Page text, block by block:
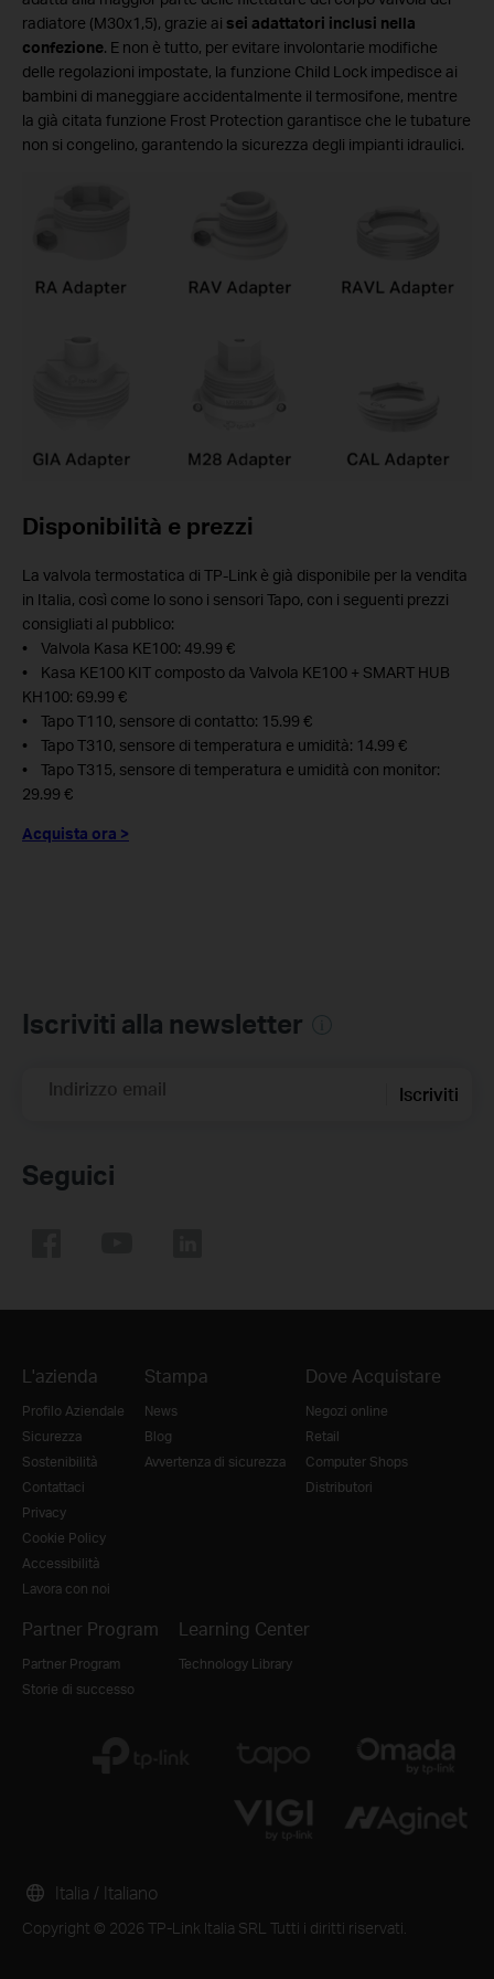
radiatore (M30x1,5), grazie ai sei adattatori inclusi nella
confezione. E non è tutto, per evitare involontarie modifiche
delle regolazioni impostate, la funzione Child Lock impedisce ai
bambini di maneggiare accidentalmente il termosifone, mentre
la già citata funzione Frost Protection garantisce che le tubature
non si congelino, garantendo la sicurezza degli impianti idraulici.
Disponibilità e prezzi
La valvola termostatica di TP-Link è già disponibile per la vendita
in Italia, così come lo sono i sensori Tapo, con i seguenti prezzi
consigliati al pubblico:
• Valvola Kasa KE100: 49.99 €
• Kasa KE100 KIT composto da Valvola KE100 + SMART HUB
KH100: 69.99 €
• Tapo T110, sensore di contatto: 15.99 €
• Tapo T310, sensore di temperatura e umidità: 14.99 €
• Tapo T315, sensore di temperatura e umidità con monitor:
29.99 €
Acquista ora >
Iscriviti alla newsletter
Indirizzo email Iscriviti
Seguici
L'azienda
Profilo Aziendale
Sicurezza
Sostenibilità
Contattaci
Privacy
Cookie Policy
Accessibilità
Lavora con noi
Stampa
News
Blog
Avvertenza di sicurezza
Dove Acquistare
Negozi online
Retail
Computer Shops
Distributori
Partner Program
Partner Program
Storie di successo
Learning Center
Technology Library
Copyright © 2026 TP-Link Italia SRL Tutti i diritti riservati.
Italia / Italiano